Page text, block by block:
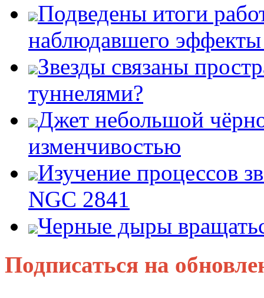
Подведены итоги
наблюдавшего
Звезды связаны
туннелями?
Джет небольшой
изменчивостью
Изучение процессов
NGC 2841
Черные дыры
Подписаться на